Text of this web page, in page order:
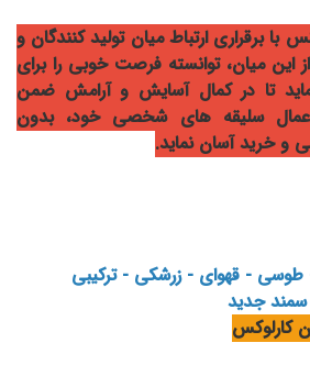
با برقراری ارتباط میان تولید کنندگان و
میان، توانسته فرصت خوبی را برای
تا در کمال آسایش و آرامش ضمن
سلیقه های شخصی خود، بدون
خرید آسان نماید.
- قهوای - زرشکی - ترکیبی
جدید